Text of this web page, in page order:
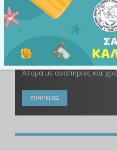
Άτομα με αναπηρίες και
ΥΠΗΡΕΣΙΕΣ